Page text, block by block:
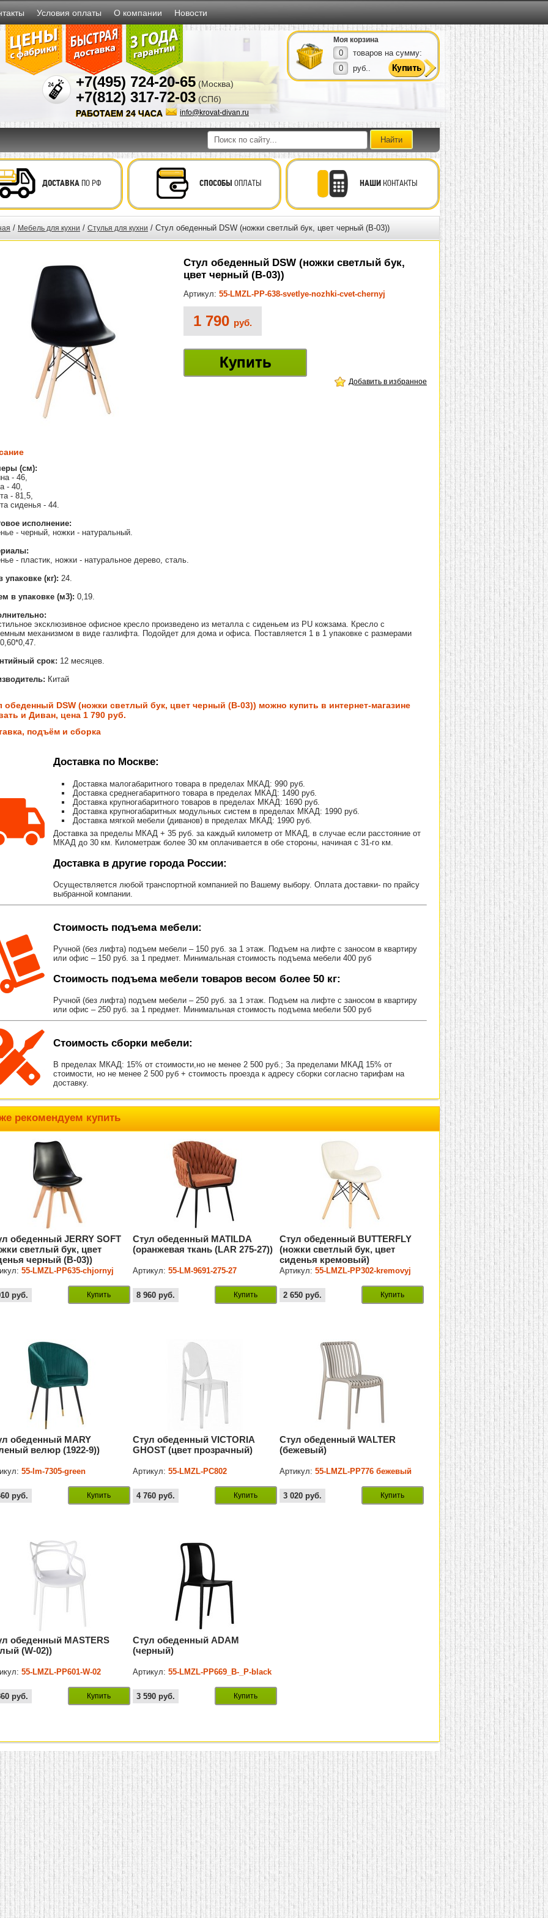
Условия оплаты О компании Новости
+7(495) 724-20-65 (Москва)
+7(812) 317-72-03 (СПб)
info@krovat-divan.ru
РАБОТАЕМ 24 ЧАСА
Моя корзина
0
товаров на сумму:
0
руб..
ДОСТАВКАПО РФ СПОСОБЫ ОПЛАТЫ НАШИКОНТАКТЫ
/ Мебель для кухни / Стулья для кухни / Стул обеденный DSW (ножки светлый бук, цвет черный (B-03))
Стул обеденный DSW (ножки светлый бук,
цвет черный (B-03))
Артикул: 55-LMZL-PP-638-svetlye-nozhki-cvet-chernyj
1 790 руб.
Купить
Добавить в избранное
(см):
- 46,
- 40,
- 81,5,
сиденья - 44.
исполнение:
- черный, ножки - натуральный.
- пластик, ножки - натуральное дерево, сталь.
упаковке (кг): 24.
в упаковке (м3): 0,19.
эксклюзивное офисное кресло произведено из металла с сиденьем из PU кожзама. Кресло с
механизмом в виде газлифта. Подойдет для дома и офиса. Поставляется 1 в 1 упаковке с размерами
срок: 12 месяцев.
Китай
обеденный DSW (ножки светлый бук, цвет черный (B-03)) можно купить в интернет-магазине
и Диван, цена 1 790 руб.
подъём и сборка
Доставка по Москве:
Доставка малогабаритного товара в пределах МКАД: 990 руб.
Доставка среднегабаритного товара в пределах МКАД: 1490 руб.
Доставка крупногабаритного товаров в пределах МКАД: 1690 руб.
Доставка крупногабаритных модульных систем в пределах МКАД: 1990 руб.
Доставка мягкой мебели (диванов) в пределах МКАД: 1990 руб.
Доставка за пределы МКАД + 35 руб. за каждый километр от МКАД, в случае если расстояние от
МКАД до 30 км. Километраж более 30 км оплачивается в обе стороны, начиная с 31-го км.
Доставка в другие города России:
Осуществляется любой транспортной компанией по Вашему выбору. Оплата доставки- по прайсу
выбранной компании.
Стоимость подъема мебели:
Ручной (без лифта) подъем мебели – 150 руб. за 1 этаж. Подъем на лифте с заносом в квартиру
или офис – 150 руб. за 1 предмет. Минимальная стоимость подъема мебели 400 руб
Стоимость подъема мебели товаров весом более 50 кг:
Ручной (без лифта) подъем мебели – 250 руб. за 1 этаж. Подъем на лифте с заносом в квартиру
или офис – 250 руб. за 1 предмет. Минимальная стоимость подъема мебели 500 руб
Стоимость сборки мебели:
В пределах МКАД: 15% от стоимости,но не менее 2 500 руб.; За пределами МКАД 15% от
стоимости, но не менее 2 500 руб + стоимость проезда к адресу сборки согласно тарифам на
доставку.
рекомендуем купить
обеденный JERRY SOFT
светлый бук, цвет
черный (B-03))
55-LMZL-PP635-chjornyj
руб. Купить
Стул обеденный MATILDA
(оранжевая ткань (LAR 275-27))
Артикул:55-LM-9691-275-27
8 960 руб. Купить
Стул обеденный BUTTERFLY
(ножки светлый бук, цвет
сиденья кремовый)
Артикул:55-LMZL-PP302-kremovyj
2 650 руб. Купить
обеденный MARY
велюр (1922-9))
55-lm-7305-green
руб. Купить
Стул обеденный VICTORIA
GHOST (цвет прозрачный)
Артикул:55-LMZL-РС802
4 760 руб. Купить
Стул обеденный WALTER
(бежевый)
Артикул:55-LMZL-PP776 бежевый
3 020 руб. Купить
обеденный MASTERS
(W-02))
55-LMZL-PP601-W-02
руб. Купить
Стул обеденный ADAM
(черный)
Артикул:55-LMZL-PP669_B-_P-black
3 590 руб. Купить